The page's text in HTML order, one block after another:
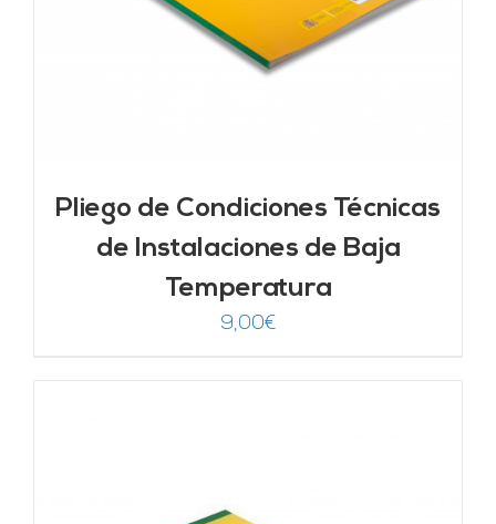
Pliego de Condiciones Técnicas
de Instalaciones de Baja
Temperatura
9,00€